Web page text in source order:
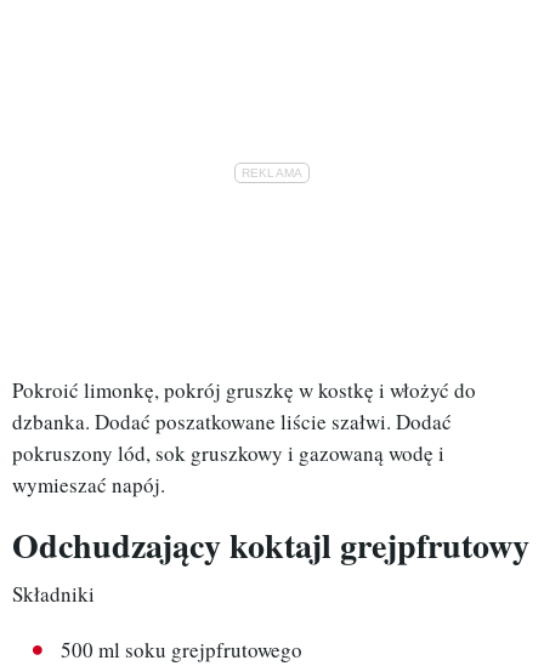
Pokroić limonkę, pokrój gruszkę w kostkę i włożyć do
dzbanka. Dodać poszatkowane liście szałwi. Dodać
pokruszony lód, sok gruszkowy i gazowaną wodę i
wymieszać napój.
Odchudzający koktajl grejpfrutowy
Składniki
500 ml soku grejpfrutowego